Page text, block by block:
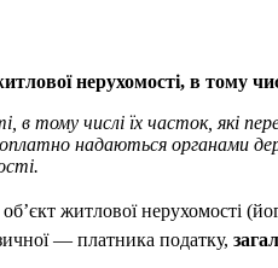
нерухомості, в тому
тому числі їх часток, які
надаються органами
житлової нерухомості
— платника податку,